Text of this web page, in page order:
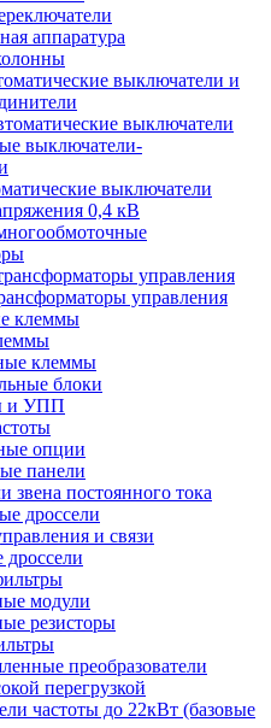
аппаратура
выключатели и
выключатели
выключатели-
выключатели
0,4 кВ
управления
управления
клеммы
клеммы
блоки
и УПП
опции
панели
звена постоянного тока
дроссели
и связи
дроссели
модули
резисторы
преобразователи
перегрузкой
частоты до 22кВт (базовые